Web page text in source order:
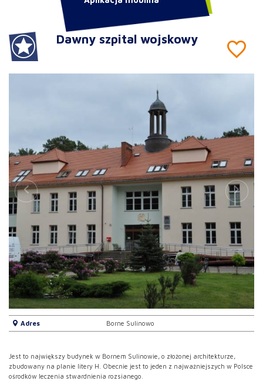
Dawny szpital wojskowy
Adres Borne Sulinowo
Jest to największy budynek w Bornem Sulinowie, o złożonej architekturze,
zbudowany na planie litery H. Obecnie jest to jeden z najważniejszych w Polsce
ośrodków leczenia stwardnienia rozsianego.